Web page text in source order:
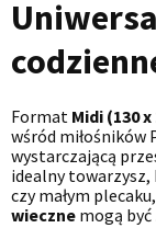
Format Midi (130
wśród miłośników
wystarczającą
idealny towarzysz,
czy małym
wieczne mogą być